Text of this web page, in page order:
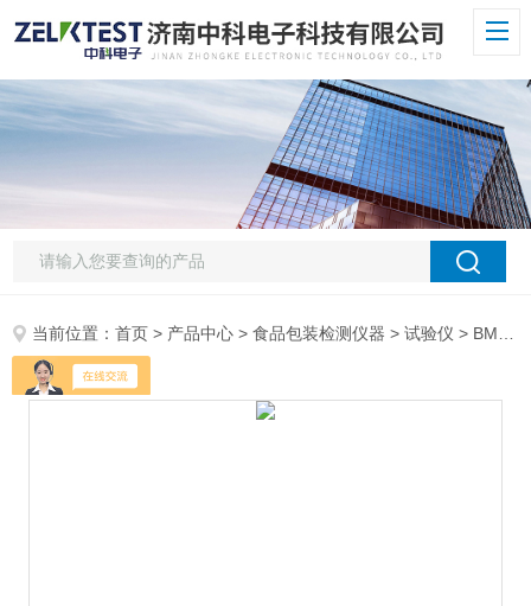
当前位置：首页 > 产品中心 >食品包装检测仪器 >试验仪 > BMC-01A智能落镖冲击测试仪 支持ASTM D1709标准